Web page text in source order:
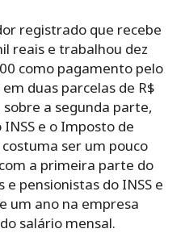
registrado que recebe
reais e trabalhou dez
como pagamento pelo
duas parcelas de R$
a segunda parte,
e o Imposto de
ser um pouco
a primeira parte do
pensionistas do INSS e
um ano na empresa
salário mensal.